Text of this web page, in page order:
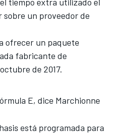
sobre un proveedor de
ofrecer un paquete
fabricante de
de 2017.
E, dice Marchionne
está programada para